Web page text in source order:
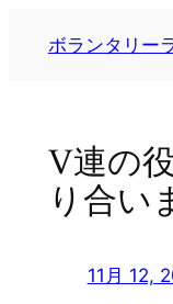
ボランタリー
V連の
り合い
11月 12,